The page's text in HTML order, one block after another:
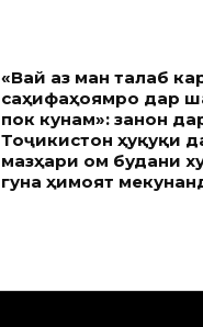
«Вай аз ман талаб
саҳифаҳоямро дар
пок кунам»: занон
Тоҷикистон ҳуқуқи
мазҳари ом будани
гуна ҳимоят